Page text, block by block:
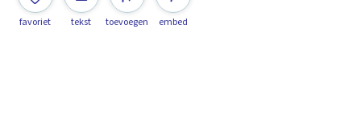
favoriet tekst toevoegen embed